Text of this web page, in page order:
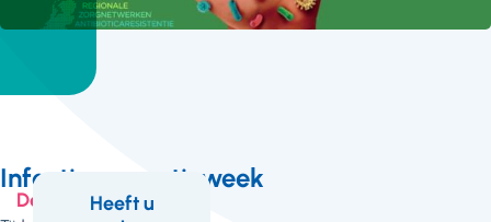
Infectiepreventieweek
Deze
Heeft u